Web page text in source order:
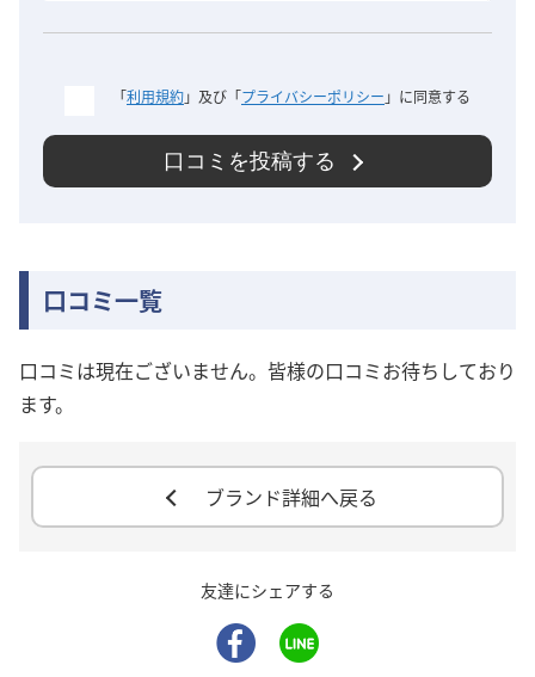
「利用規約」及び「プライバシーポリシー 」に同意する
口コミを投稿する
口コミ一覧
口コミは現在ございません。皆様の口コミお待ちしており
ます。
ブランド詳細へ戻る
友達にシェアする